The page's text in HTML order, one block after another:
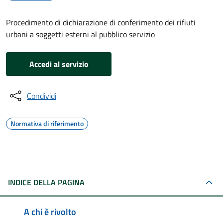
Procedimento di dichiarazione di conferimento dei rifiuti
urbani a soggetti esterni al pubblico servizio
Accedi al servizio
Condividi
Normativa di riferimento
INDICE DELLA PAGINA
A chi è rivolto